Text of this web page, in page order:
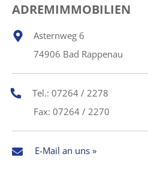
ADREMIMMOBILIEN
Asternweg 6
74906 Bad Rappenau
Tel.: 07264 / 2278
Fax: 07264 / 2270
E-Mail an uns »